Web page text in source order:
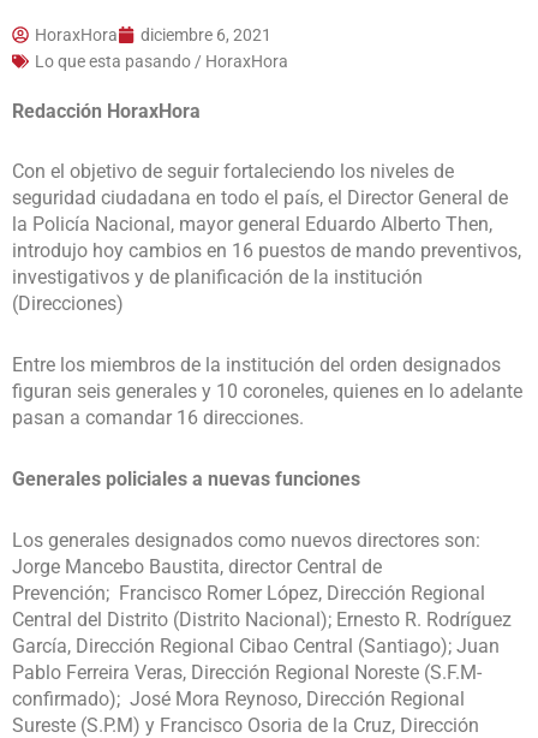
HoraxHora
diciembre 6, 2021
Lo que esta pasando / HoraxHora
Redacción HoraxHora
Con el objetivo de seguir fortaleciendo los niveles de
seguridad ciudadana en todo el país, el Director General de
la Policía Nacional, mayor general Eduardo Alberto Then,
introdujo hoy cambios en 16 puestos de mando preventivos,
investigativos y de planificación de la institución
(Direcciones)
Entre los miembros de la institución del orden designados
figuran seis generales y 10 coroneles, quienes en lo adelante
pasan a comandar 16 direcciones.
Generales policiales a nuevas funciones
Los generales designados como nuevos directores son:
Jorge Mancebo Baustita, director Central de
Prevención; Francisco Romer López, Dirección Regional
Central del Distrito (Distrito Nacional); Ernesto R. Rodríguez
García, Dirección Regional Cibao Central (Santiago); Juan
Pablo Ferreira Veras, Dirección Regional Noreste (S.F.M-
confirmado); José Mora Reynoso, Dirección Regional
Sureste (S.P.M) y Francisco Osoria de la Cruz, Dirección